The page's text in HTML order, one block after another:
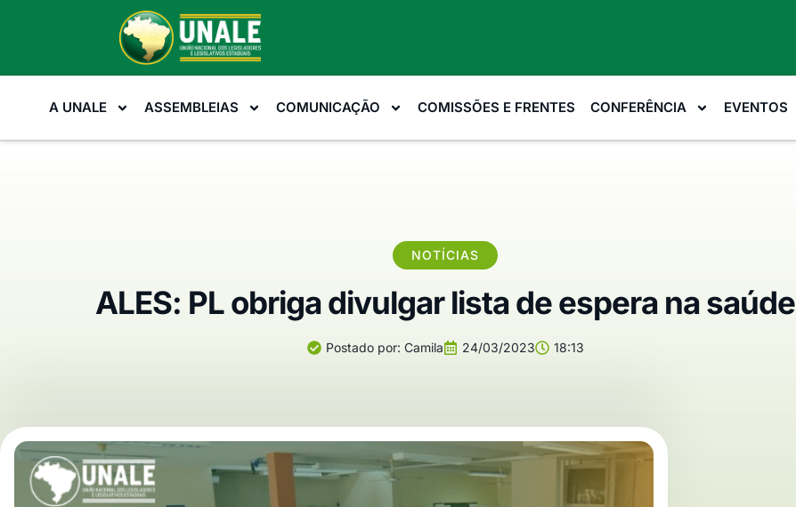
A UNALE ASSEMBLEIAS COMUNICAÇÃO COMISSÕES E FRENTES CONFERÊNCIA EVENTOS
NOTÍCIAS
ALES: PL obriga divulgar lista de espera na saúde
Postado por: Camila 24/03/2023 18:13